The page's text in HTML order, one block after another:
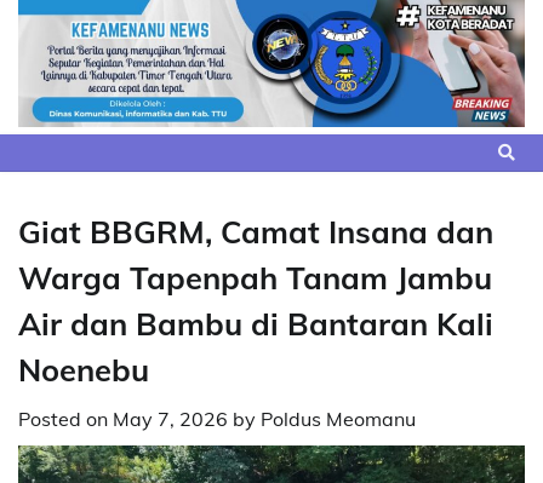
Skip
content
Giat BBGRM, Camat Insana dan
Warga Tapenpah Tanam Jambu
Air dan Bambu di Bantaran Kali
Noenebu
Posted on May 7, 2026 by Poldus Meomanu